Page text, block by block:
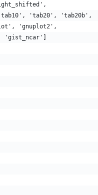
'tab20', 'tab20b',
'gnuplot2',
'gist_ncar']